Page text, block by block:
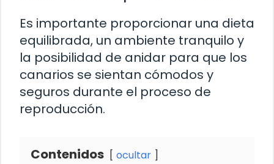
Es importante proporcionar una dieta
equilibrada, un ambiente tranquilo y
la posibilidad de anidar para que los
canarios se sientan cómodos y
seguros durante el proceso de
reproducción.
Contenidos ocultar